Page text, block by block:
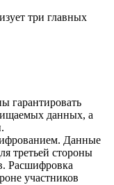
три главных
гарантировать
данных, а
Данные
третьей стороны
Расшифровка
участников